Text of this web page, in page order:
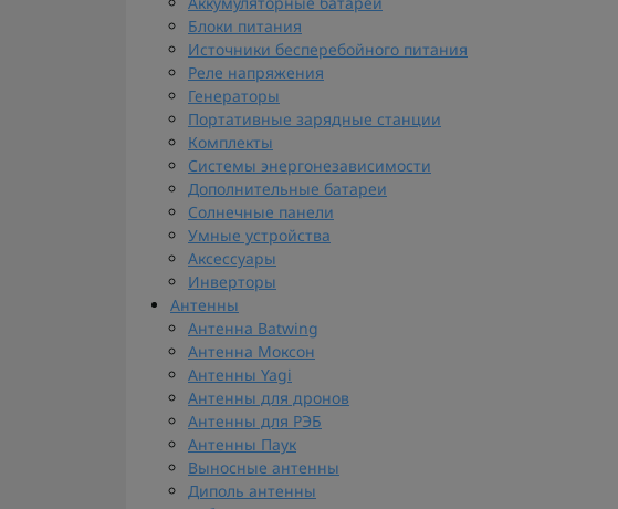
Блоки питания
Источники бесперебойного питания
Реле напряжения
Генераторы
Портативные зарядные станции
Комплекты
Системы энергонезависимости
Дополнительные батареи
Солнечные панели
Умные устройства
Аксессуары
Инверторы
Антенны
Антенна Batwing
Антенна Моксон
Антенны Yagi
Антенны для дронов
Антенны для РЭБ
Антенны Паук
Выносные антенны
Диполь антенны